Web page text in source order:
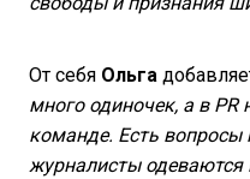
От себя Ольга
много одиночек, а в PR
команде. Есть вопросы
журналисты одеваются